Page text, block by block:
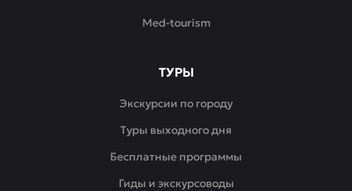
Med-tourism
ТУРЫ
Экскурсии по городу
Туры выходного дня
Бесплатные программы
Гиды и экскурсоводы